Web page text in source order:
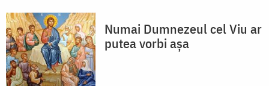
Numai Dumnezeul cel Viu ar
putea vorbi aşa